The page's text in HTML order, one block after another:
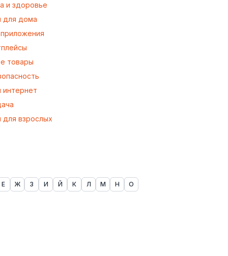
и здоровье
для дома
товары
интернет
для взрослых
Е Ж З И Й К Л М Н О